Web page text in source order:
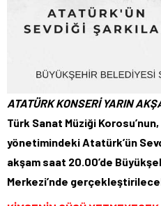
ATATÜRK KONSERİ YARIN
Türk Sanat Müziği
yönetimindeki Atatürk’ün
akşam saat 20.00’de
Merkezi’nde